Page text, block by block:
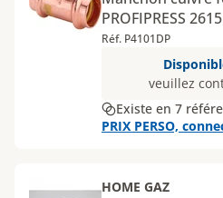
PROFIPRESS 2615
Réf. P4101DP
veuillez
Existe en 7
PRIX PERSO,
HOME GAZ